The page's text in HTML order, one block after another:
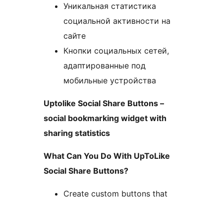
Уникальная статистика
социальной активности на
сайте
Кнопки социальных сетей,
адаптированные под
мобильные устройства
Uptolike Social Share Buttons –
social bookmarking widget with
sharing statistics
What Can You Do With UpToLike
Social Share Buttons?
Create custom buttons that